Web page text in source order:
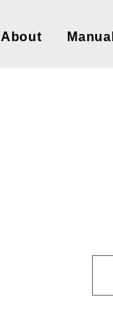
About Manual